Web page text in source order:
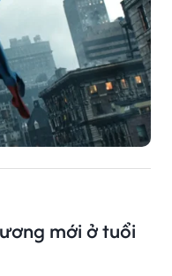
mới ở tuổi